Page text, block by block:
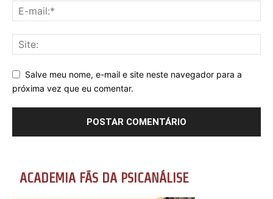
Salve meu nome, e-mail e site neste navegador para a
próxima vez que eu comentar.
ACADEMIA FÃS DA PSICANÁLISE